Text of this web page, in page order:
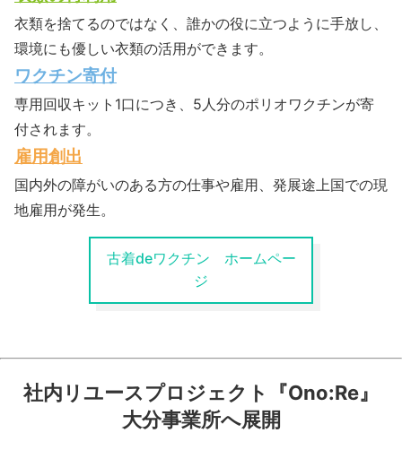
衣類を捨てるのではなく、誰かの役に立つように手放し、
環境にも優しい衣類の活用ができます。
ワクチン寄付
専用回収キット1口につき、5人分のポリオワクチンが寄
付されます。
雇用創出
国内外の障がいのある方の仕事や雇用、発展途上国での現
地雇用が発生。
古着deワクチン ホームペー
ジ
社内リユースプロジェクト『Ono:Re』
大分事業所へ展開